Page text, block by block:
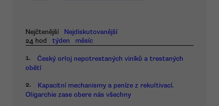
Nejčtenější
Nejdiskutovanější
24 hod
týden měsíc
1.
Český orloj nepotrestaných viníků a trestaných
obětí
2.
Kapacitní mechanismy a peníze z rekultivací.
Oligarchie zase obere nás všechny